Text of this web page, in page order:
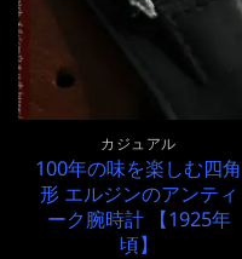
カジュアル
100年の味を楽しむ四角
形 エルジンのアンティ
ーク腕時計 【1925年
頃】